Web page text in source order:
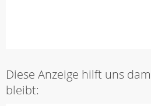
Diese Anzeige hilft uns
bleibt: